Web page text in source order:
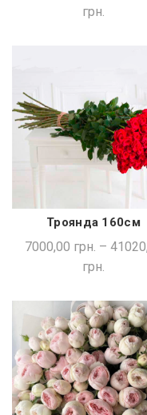
грн.
ШВИДКА
Троянда 160см
7000,00 грн. –
грн.